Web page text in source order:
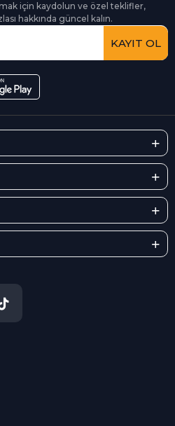
için kaydolun ve özel teklifler,
hakkında güncel kalın.
KAYIT OL